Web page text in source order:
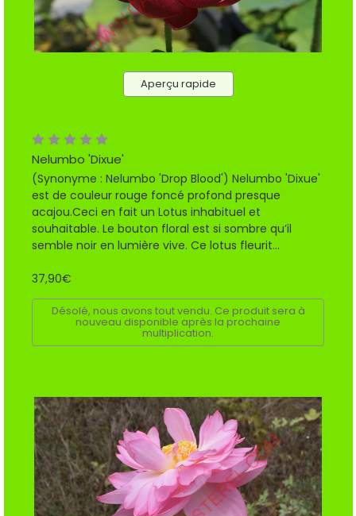
Aperçu rapide
Nelumbo 'Dixue'
(Synonyme : Nelumbo 'Drop Blood') Nelumbo 'Dixue'
est de couleur rouge foncé profond presque
acajou.Ceci en fait un Lotus inhabituel et
souhaitable. Le bouton floral est si sombre qu’il
semble noir en lumière vive. Ce lotus fleurit...
37,90€
Désolé, nous avons tout vendu. Ce produit sera à
nouveau disponible après la prochaine
multiplication.